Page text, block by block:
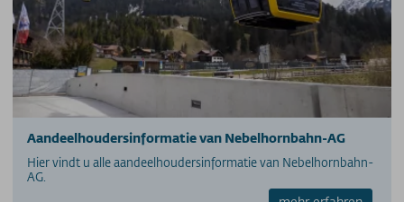
PRIJSINFORMATIE
Prijzen - Nebelhornbahn
Prijzen - Fellhorn/Kanzelwand
Prijzen - Söllereckbahn
Prijzen - Walmendingerhorn-kabelbaan
Aandeelhoudersinformatie van Nebelhornbahn-AG
Hier vindt u alle aandeelhoudersinformatie van Nebelhornbahn-
AG.